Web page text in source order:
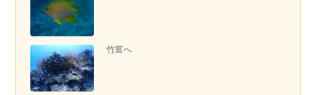
竹富へ